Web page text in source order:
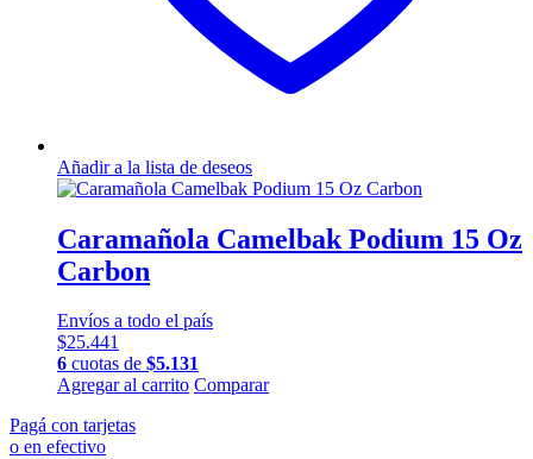
Añadir a la lista de deseos
Caramañola Camelbak Podium 15 Oz
Carbon
Envíos a todo el país
$25.441
6 cuotas de $5.131
Agregar al carrito Comparar
Pagá con tarjetas
o en efectivo